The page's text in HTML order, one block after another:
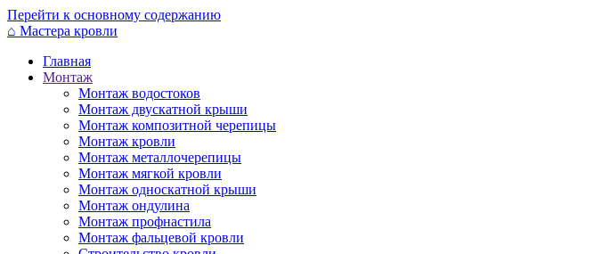
Перейти к основному содержанию
⌂ Мастера кровли
Главная
Монтаж
Монтаж водостоков
Монтаж двускатной крыши
Монтаж композитной черепицы
Монтаж кровли
Монтаж металлочерепицы
Монтаж мягкой кровли
Монтаж односкатной крыши
Монтаж ондулина
Монтаж профнастила
Монтаж фальцевой кровли